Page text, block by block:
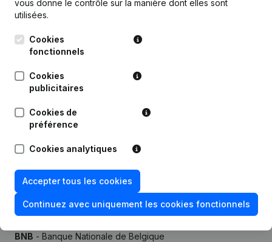
Consulter la santé en un coup d'oeil
Choisissez des informations rapides ou des détails
granulaires
importants
Essayer gratuitement Découvrir plus
Essai gratuit de 7 jours, aucune carte de crédit requise.
Sources
BNB - Banque Nationale de Belgique
vous donne le contrôle sur la manière dont elles sont
utilisées.
Cookies
fonctionnels
Cookies
publicitaires
Cookies de
préférence
Cookies analytiques
Accepter tous les cookies
Continuez avec uniquement les cookies fonctionnels